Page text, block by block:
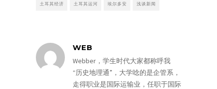
土耳其经济 土耳其运河 埃尔多安 浅谈新闻
WEB
Webber，学生时代大家都称呼我
“历史地理通”，大学唸的是企管系，
走得职业是国际运输业，任职于国际